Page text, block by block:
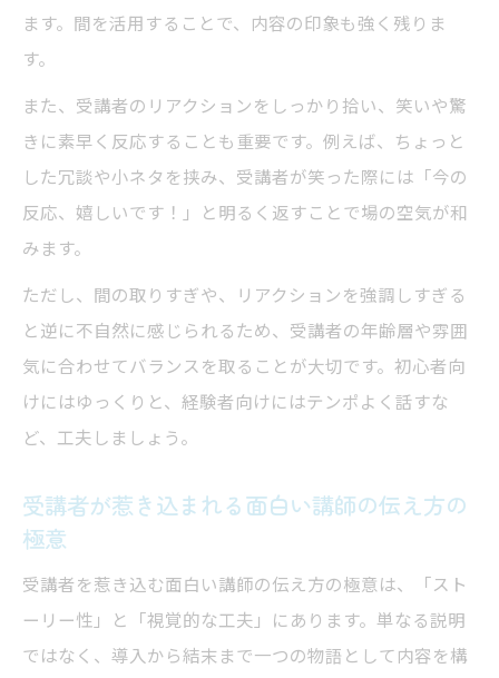
面白い講師の声の使い方と抑揚の工夫
ます。間を活用することで、内容の印象も強く残りま
す。
また、受講者のリアクションをしっかり拾い、笑いや驚
きに素早く反応することも重要です。例えば、ちょっと
した冗談や小ネタを挟み、受講者が笑った際には「今の
反応、嬉しいです！」と明るく返すことで場の空気が和
みます。
ただし、間の取りすぎや、リアクションを強調しすぎる
と逆に不自然に感じられるため、受講者の年齢層や雰囲
気に合わせてバランスを取ることが大切です。初心者向
けにはゆっくりと、経験者向けにはテンポよく話すな
ど、工夫しましょう。
受講者が惹き込まれる面白い講師の伝え方の
極意
受講者を惹き込む面白い講師の伝え方の極意は、「スト
ーリー性」と「視覚的な工夫」にあります。単なる説明
ではなく、導入から結末まで一つの物語として内容を構